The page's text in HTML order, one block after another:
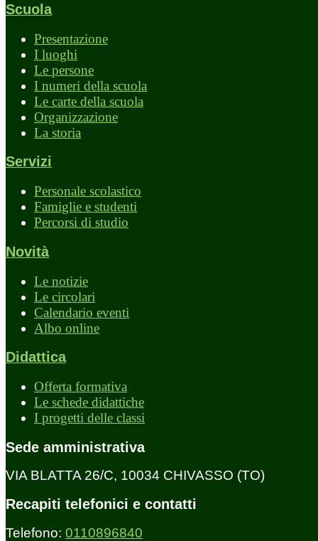
Scuola
Presentazione
I luoghi
Le persone
I numeri della scuola
Le carte della scuola
Organizzazione
La storia
Servizi
Personale scolastico
Famiglie e studenti
Percorsi di studio
Novità
Le notizie
Le circolari
Calendario eventi
Albo online
Didattica
Offerta formativa
Le schede didattiche
I progetti delle classi
Sede amministrativa
VIA BLATTA 26/C, 10034 CHIVASSO (TO)
Recapiti telefonici e contatti
Telefono: 0110896840